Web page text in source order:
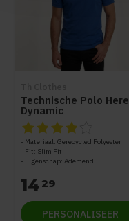
Technische Polo
Dynamic
De beoordeling van
Materiaal: Gerecycled Polyester
Fit: Slim Fit
Eigenschap: Ademend
14 29
PERSONALISEER